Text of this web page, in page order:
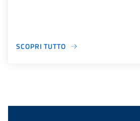
SCOPRI TUTTO